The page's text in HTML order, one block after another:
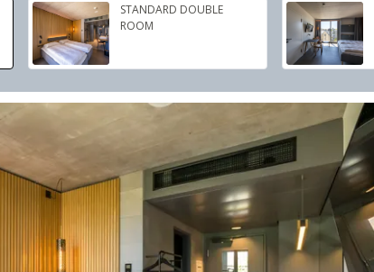
STANDARD DOUBLE
ROOM